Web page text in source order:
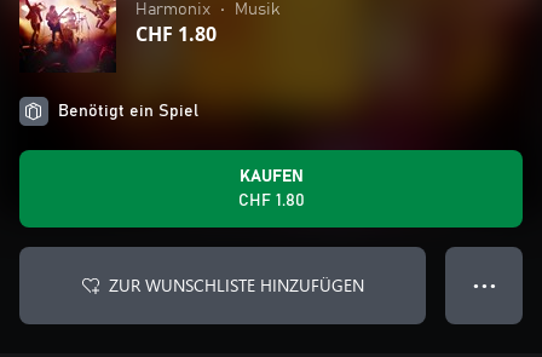
Harmonix • Musik
CHF 1.80
Benötigt ein Spiel
KAUFEN
CHF 1.80
ZUR WUNSCHLISTE HINZUFÜGEN ● ● ●